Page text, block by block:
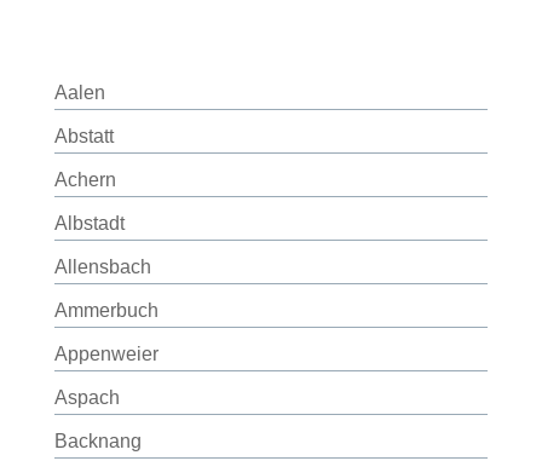
Aalen
Abstatt
Achern
Albstadt
Allensbach
Ammerbuch
Appenweier
Aspach
Backnang